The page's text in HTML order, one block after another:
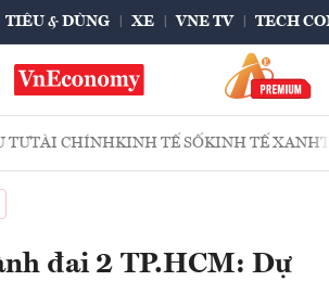
TIÊU & DÙNG XE VNE TV TECH
TƯTÀI CHÍNHKINH TẾ SỐKINH TẾ XANH
đai 2 TP.HCM: Dự